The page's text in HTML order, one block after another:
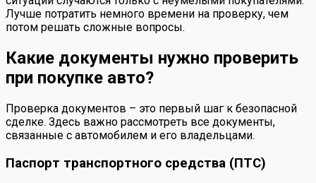
Лучше потратить немного времени на проверку, чем
потом решать сложные вопросы.
Какие документы нужно проверить
при покупке авто?
Проверка документов – это первый шаг к безопасной
сделке. Здесь важно рассмотреть все документы,
связанные с автомобилем и его владельцами.
Паспорт транспортного средства (ПТС)